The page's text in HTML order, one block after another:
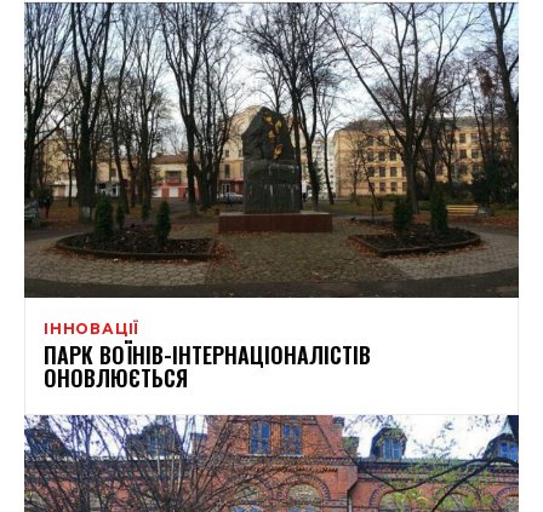
ІННОВАЦІЇ
ПАРК ВОЇНІВ-ІНТЕРНАЦІОНАЛІСТІВ
ОНОВЛЮЄТЬСЯ